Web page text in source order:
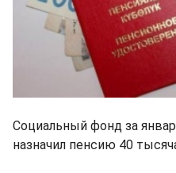
Социальный фонд за
назначил пенсию 40